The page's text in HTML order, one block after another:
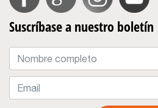
Suscríbase a nuestro boletín